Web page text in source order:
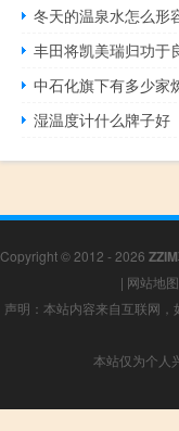
冬天的温泉水怎么形
丰田将凯美瑞归功于
中石化旗下有多少家
湿温度计什么牌子好
Copyright © 2012 - 2026
| 网站地图
声明：本站内容来自互联网
本站仅为个人